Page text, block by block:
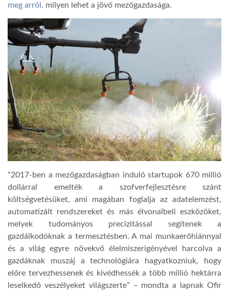
GLOBOZSARU
DOBRAVERO.HU
LATIMO.HU
GLOBOBOOK
meg arról, milyen lehet a jövő mezőgazdasága.
“2017-ben a mezőgazdaságban induló startupok 670 millió
dollárral emelték a szofverfejlesztésre szánt
költségvetésüket, ami magában foglalja az adatelemzést,
automatizált rendszereket és más élvonalbeli eszközöket,
melyek tudományos precizitással segítenek a
gazdálkodóknak a termesztésben. A mai munkaerőhiánnyal
és a világ egyre növekvő élelmiszerigényével harcolva a
gazdáknak muszáj a technológiára hagyatkozniuk, hogy
előre tervezhessenek és kivédhessék a több millió hektárra
leselkedő veszélyeket világszerte” – mondta a lapnak Ofir